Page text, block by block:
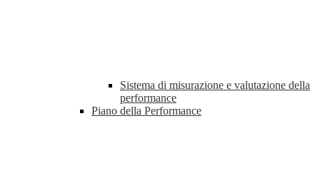
Sistema di misurazione e valutazione della
performance
Piano della Performance